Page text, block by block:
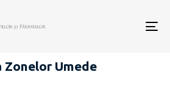
Zonelor Umede